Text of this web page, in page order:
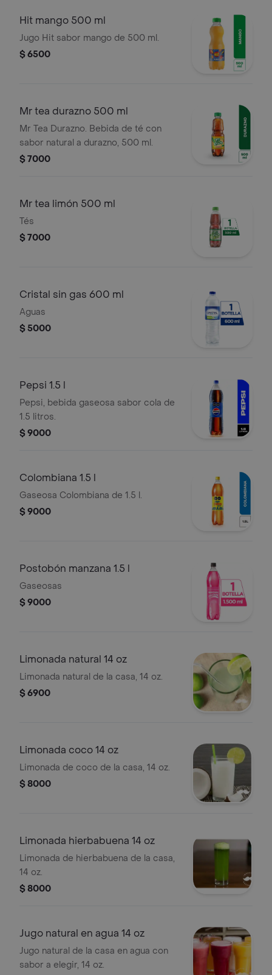
Hit mango 500 ml
Jugo Hit sabor mango de 500 ml.
$ 6500
Mr tea durazno 500 ml
Mr Tea Durazno. Bebida de té con
sabor natural a durazno, 500 ml.
$ 7000
Mr tea limón 500 ml
Tés
$ 7000
Cristal sin gas 600 ml
Aguas
$ 5000
Pepsi 1.5 l
Pepsi, bebida gaseosa sabor cola de
1.5 litros.
$ 9000
Colombiana 1.5 l
Gaseosa Colombiana de 1.5 l.
$ 9000
Postobón manzana 1.5 l
Gaseosas
$ 9000
Limonada natural 14 oz
Limonada natural de la casa, 14 oz.
$ 6900
Limonada coco 14 oz
Limonada de coco de la casa, 14 oz.
$ 8000
Limonada hierbabuena 14 oz
Limonada de hierbabuena de la casa,
14 oz.
$ 8000
Jugo natural en agua 14 oz
Jugo natural de la casa en agua con
sabor a elegir, 14 oz.